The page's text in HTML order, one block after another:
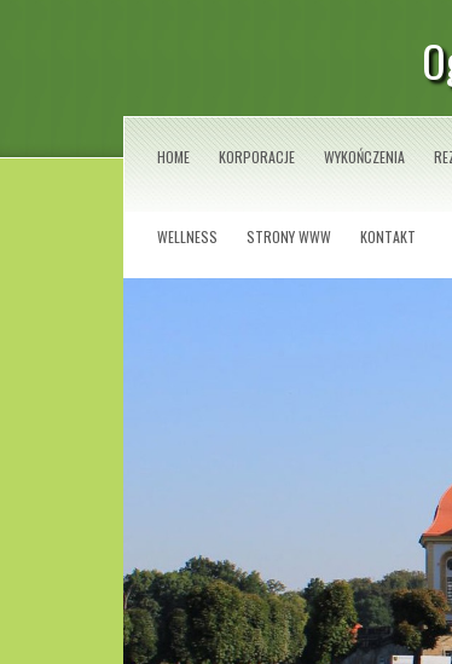
HOME KORPORACJE WYKOŃCZENIA
WELLNESS STRONY WWW KONTAKT